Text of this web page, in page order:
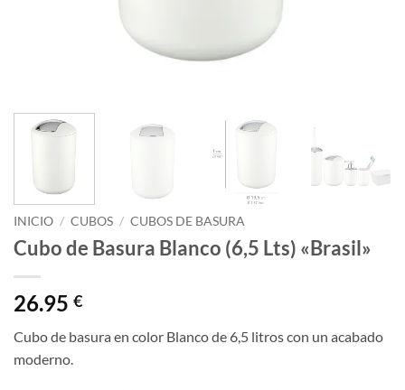
INICIO / CUBOS / CUBOS DE BASURA
Cubo de Basura Blanco (6,5 Lts) «Brasil»
26.95 €
Cubo de basura en color Blanco de 6,5 litros con un acabado
moderno.